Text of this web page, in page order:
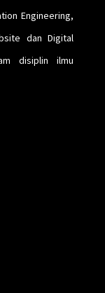
Engineering,
dan Digital
disiplin ilmu